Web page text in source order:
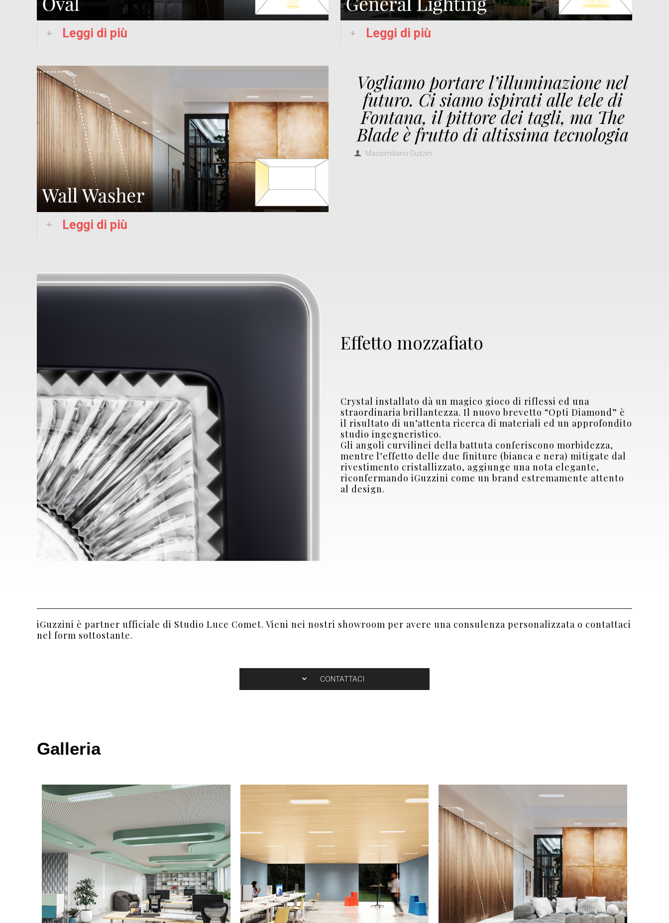
Leggi di più Leggi di più
Leggi di più
Vogliamo portare l’illuminazione nel
futuro. Ci siamo ispirati alle tele di
Fontana, il pittore dei tagli, ma The
Blade è frutto di altissima tecnologia
Massimiliano Guzzini
Effetto mozzafiato
Crystal installato dà un magico gioco di riflessi ed una
straordinaria brillantezza. Il nuovo brevetto “Opti Diamond” è
il risultato di un’attenta ricerca di materiali ed un approfondito
studio ingegneristico.
Gli angoli curvilinei della battuta conferiscono morbidezza,
mentre l’effetto delle due finiture (bianca e nera) mitigate dal
rivestimento cristallizzato, aggiunge una nota elegante,
riconfermando iGuzzini come un brand estremamente attento
al design.
iGuzzini è partner ufficiale di Studio Luce Comet. Vieni nei nostri showroom per avere una consulenza personalizzata o contattaci
nel form sottostante.
CONTATTACI
Galleria